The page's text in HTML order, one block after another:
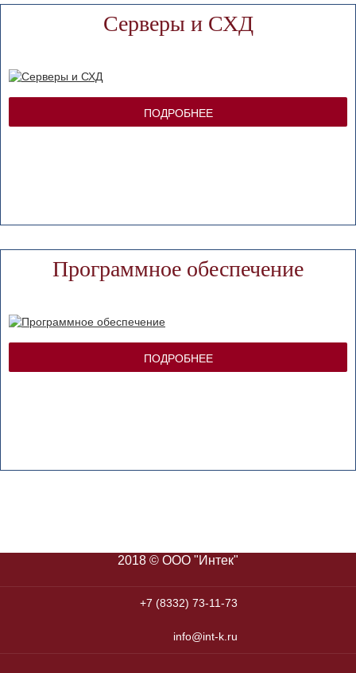
Серверы и СХД
ПОДРОБНЕЕ
Программное обеспечение
ПОДРОБНЕЕ
2018 © ООО "Интек"
+7 (8332) 73-11-73
info@int-k.ru